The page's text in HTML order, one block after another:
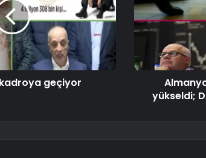
geçiyor
yükseldi;